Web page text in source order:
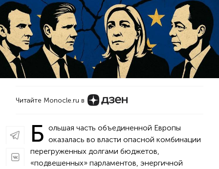
Читайте Monocle.ru в
Б ольшая часть объединенной Европы
оказалась во власти опасной комбинации
перегруженных долгами бюджетов,
«подвешенных» парламентов, энергичной